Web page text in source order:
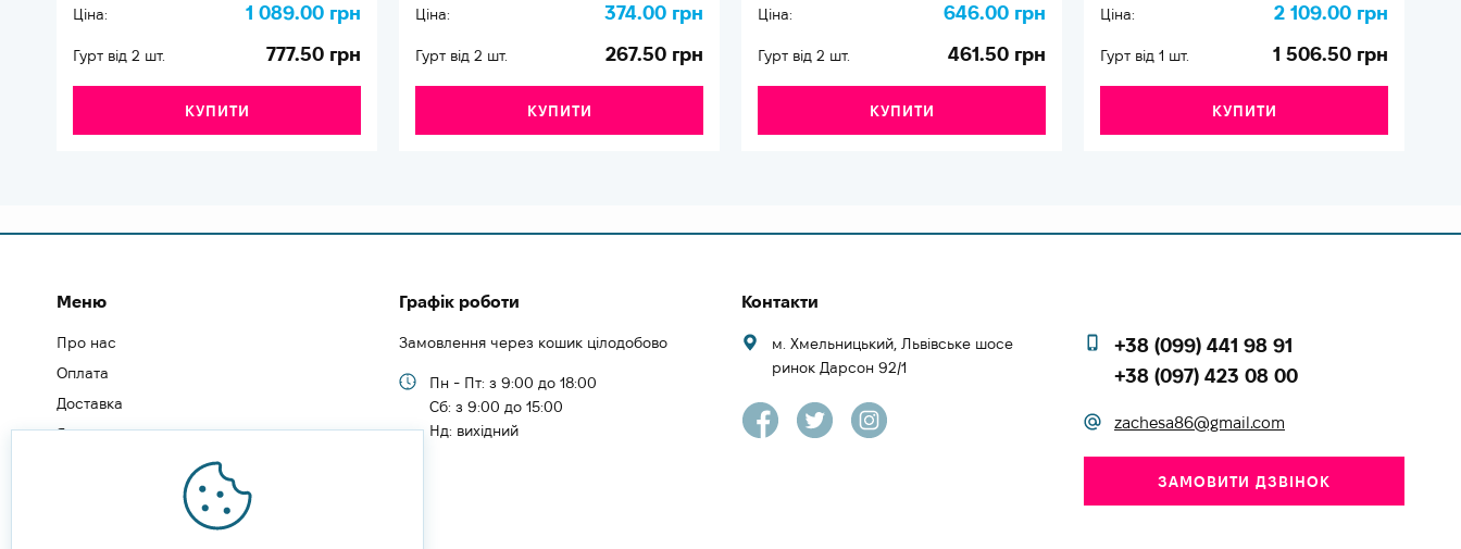
Ціна: 1 089.00 грн
Гурт від 2 шт. 777.50 грн
КУПИТИ
Ціна: 374.00 грн
Гурт від 2 шт. 267.50 грн
КУПИТИ
Ціна: 646.00 грн
Гурт від 2 шт. 461.50 грн
КУПИТИ
Ціна: 2 109.00 грн
Гурт від 1 шт. 1 506.50 грн
КУПИТИ
Меню
Про нас
Оплата
Доставка
Як замовити
Як зареєструватись
Типи користувачів
Графік роботи
Замовлення через кошик цілодобово
Пн - Пт: з 9:00 до 18:00
Cб: з 9:00 до 15:00
Нд: вихідний
Контакти
м. Хмельницький, Львівське шосе
ринок Дарсон 92/1
+38 (099) 441 98 91
+38 (097) 423 08 00
zachesa86@gmail.com
ЗАМОВИТИ ДЗВІНОК